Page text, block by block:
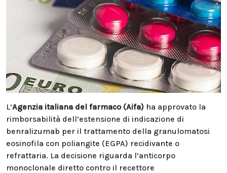
L’Agenzia italiana del farmaco (Aifa) ha approvato la
rimborsabilità dell’estensione di indicazione di
benralizumab per il trattamento della granulomatosi
eosinofila con poliangite (EGPA) recidivante o
refrattaria. La decisione riguarda l’anticorpo
monoclonale diretto contro il recettore